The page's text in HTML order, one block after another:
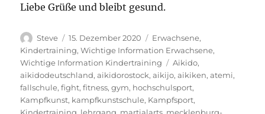
Liebe Grüße und bleibt gesund.
Autor
Steve
Veröffentlicht
am
15. Dezember 2020 Kategorien
Erwachsene,
Kindertraining,Wichtige Information Erwachsene,
Wichtige Information Kindertraining
Schlagwörter
Aikido,
aikidodeutschland,aikidorostock,aikijo,aikiken,atemi,
fallschule,fight,fitness,gym, hochschulsport,
Kampfkunst, kampfkunstschule, Kampfsport,